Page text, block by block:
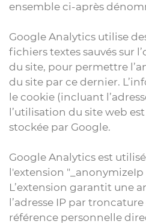
ensemble ci-après
Google Analytics utilise
fichiers textes sauvés sur
du site, pour permettre
du site par ce dernier.
le cookie (incluant
l’utilisation du site web
stockée par Google.
Google Analytics est
l'extension "_anonymizeIp
L’extension garantit une
l’adresse IP par
référence personnelle